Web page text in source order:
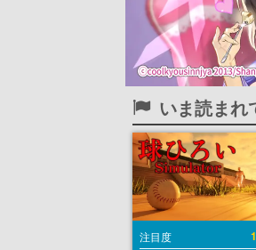
いま読まれ
注目度